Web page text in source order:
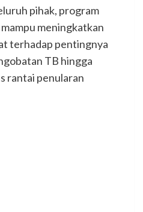
pihak, program
meningkatkan
terhadap pentingnya
TB hingga
rantai penularan